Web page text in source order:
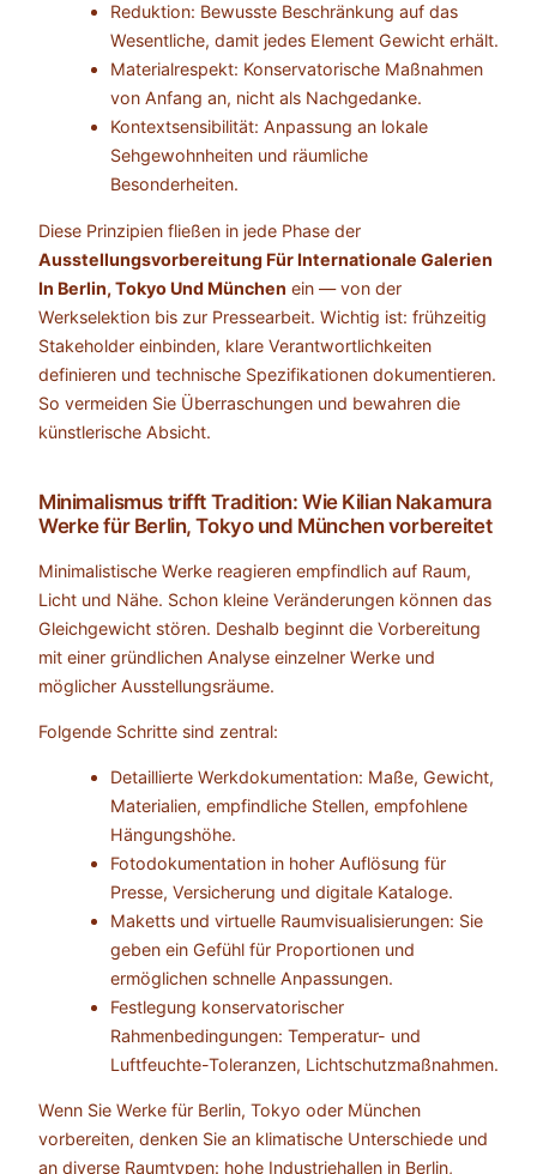
Reduktion: Bewusste Beschränkung auf das
Wesentliche, damit jedes Element Gewicht erhält.
Materialrespekt: Konservatorische Maßnahmen
von Anfang an, nicht als Nachgedanke.
Kontextsensibilität: Anpassung an lokale
Sehgewohnheiten und räumliche
Besonderheiten.
Diese Prinzipien fließen in jede Phase der
Ausstellungsvorbereitung Für Internationale Galerien
In Berlin, Tokyo Und München ein — von der
Werkselektion bis zur Pressearbeit. Wichtig ist: frühzeitig
Stakeholder einbinden, klare Verantwortlichkeiten
definieren und technische Spezifikationen dokumentieren.
So vermeiden Sie Überraschungen und bewahren die
künstlerische Absicht.
Minimalismus trifft Tradition: Wie Kilian Nakamura
Werke für Berlin, Tokyo und München vorbereitet
Minimalistische Werke reagieren empfindlich auf Raum,
Licht und Nähe. Schon kleine Veränderungen können das
Gleichgewicht stören. Deshalb beginnt die Vorbereitung
mit einer gründlichen Analyse einzelner Werke und
möglicher Ausstellungsräume.
Folgende Schritte sind zentral:
Detaillierte Werkdokumentation: Maße, Gewicht,
Materialien, empfindliche Stellen, empfohlene
Hängungshöhe.
Fotodokumentation in hoher Auflösung für
Presse, Versicherung und digitale Kataloge.
Maketts und virtuelle Raumvisualisierungen: Sie
geben ein Gefühl für Proportionen und
ermöglichen schnelle Anpassungen.
Festlegung konservatorischer
Rahmenbedingungen: Temperatur- und
Luftfeuchte-Toleranzen, Lichtschutzmaßnahmen.
Wenn Sie Werke für Berlin, Tokyo oder München
vorbereiten, denken Sie an klimatische Unterschiede und
an diverse Raumtypen: hohe Industriehallen in Berlin,